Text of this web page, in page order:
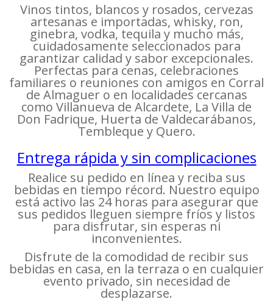
Vinos tintos, blancos y rosados, cervezas
artesanas e importadas, whisky, ron,
ginebra, vodka, tequila y mucho más,
cuidadosamente seleccionados para
garantizar calidad y sabor excepcionales.
Perfectas para cenas, celebraciones
familiares o reuniones con amigos en Corral
de Almaguer o en localidades cercanas
como Villanueva de Alcardete, La Villa de
Don Fadrique, Huerta de Valdecarábanos,
Tembleque y Quero.
Entrega rápida y sin complicaciones
Realice su pedido en línea y reciba sus
bebidas en tiempo récord. Nuestro equipo
está activo las 24 horas para asegurar que
sus pedidos lleguen siempre fríos y listos
para disfrutar, sin esperas ni
inconvenientes.
Disfrute de la comodidad de recibir sus
bebidas en casa, en la terraza o en cualquier
evento privado, sin necesidad de
desplazarse.